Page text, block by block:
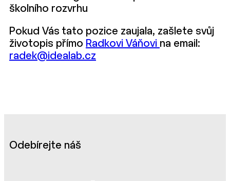
školního rozvrhu
Pokud Vás tato pozice zaujala, zašlete svůj
životopis přímo Radkovi Váňovi na email:
radek@idealab.cz
Odebírejte náš